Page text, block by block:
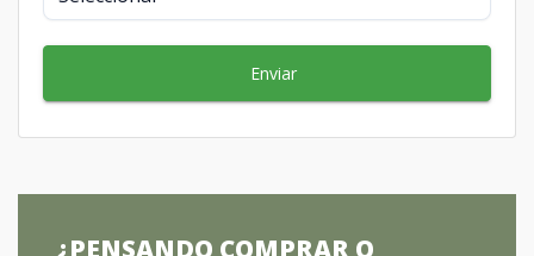
Enviar
¿PENSANDO COMPRAR O